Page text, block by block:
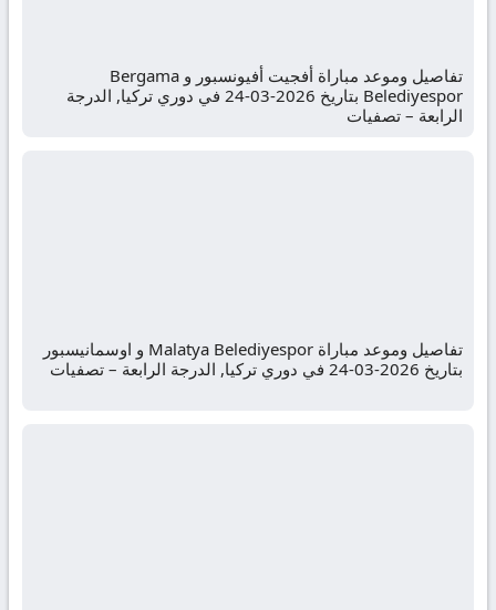
تفاصيل وموعد مباراة أفجيت أفيونسبور و Bergama
Belediyespor بتاريخ 2026-03-24 في دوري تركيا, الدرجة
الرابعة – تصفيات
تفاصيل وموعد مباراة Malatya Belediyespor و اوسمانيسبور
بتاريخ 2026-03-24 في دوري تركيا, الدرجة الرابعة – تصفيات